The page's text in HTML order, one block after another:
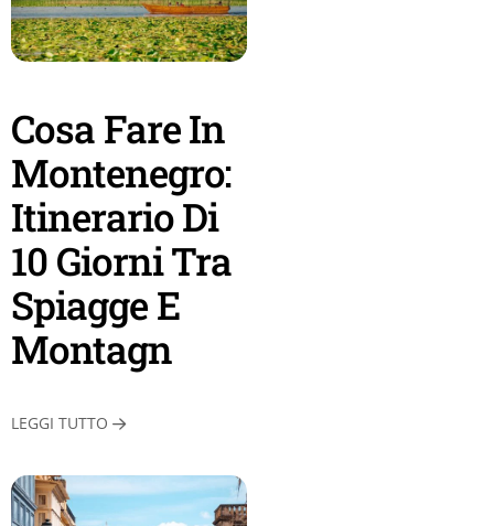
Cosa Fare In
Montenegro:
Itinerario Di
10 Giorni Tra
Spiagge E
Montagn
LEGGI TUTTO